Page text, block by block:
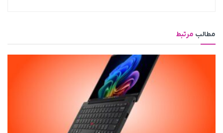
مطالب مرتبط